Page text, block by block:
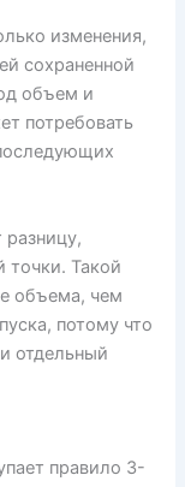
изменения,
сохраненной
объем и
потребовать
разницу,
точки. Такой
объема, чем
потому что
отдельный
правило 3-